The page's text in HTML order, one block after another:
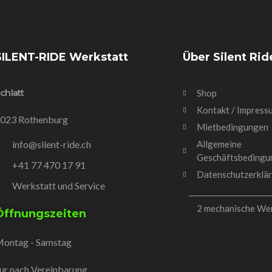
RIDE Werkstatt
Rothenburg
info@silent-ride.ch
+41 77 470 17 91
Werkstatt und Service
- Samstag
nach Vereinbarung
Über Silent
Shop
Kontakt /
Mietbedingungen
Allgemeine
2 mechanische